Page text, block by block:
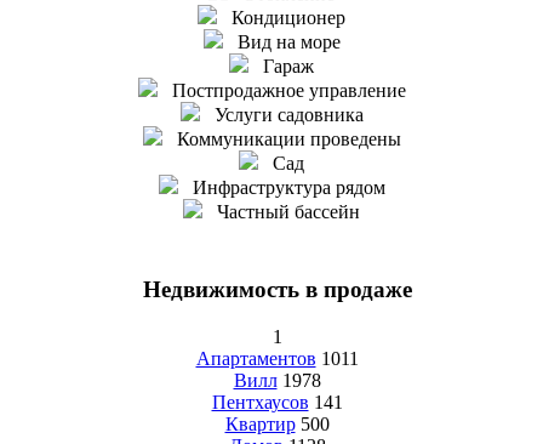
Кондиционер
Вид на море
Гараж
Постпродажное управление
Услуги садовника
Коммуникации проведены
Сад
Инфраструктура рядом
Частный бассейн
Недвижимость в продаже
1
Апартаментов 1011
Вилл 1978
Пентхаусов 141
Квартир 500